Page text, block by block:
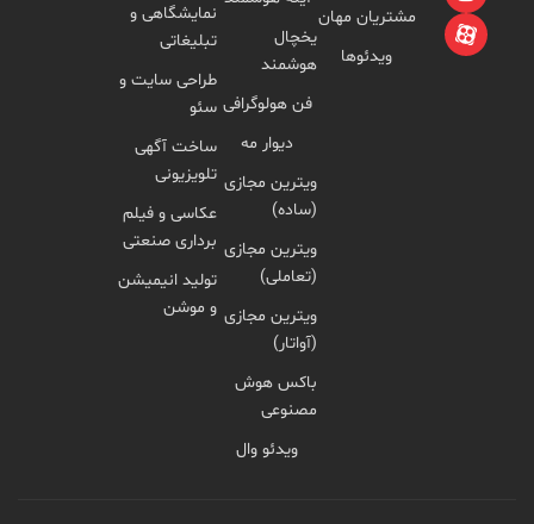
مشتریان مهان
ویدئوها
هوشمند
نمایشگاهی و
تبلیغاتی
طراحی سایت و
سئو
ساخت آگهی
تلویزیونی
عکاسی و فیلم
برداری صنعتی
تولید انیمیشن
و موشن